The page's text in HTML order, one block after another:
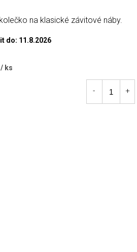
/ ks
do: 11.8.2026
na klasické závitové náby.